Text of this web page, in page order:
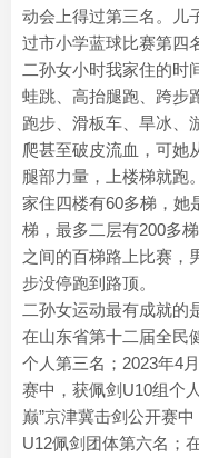
动会上得过第三名。儿
过市小学蓝球比赛第四
二孙女小时我家住的时
蛙跳、高抬腿跑、跨步
跑步、滑板车、旱冰、
爬甚至破皮流血，可她
腿部力量，上楼梯就跑
家住四楼有60多梯，她
梯，最多二层有200多
之间的百梯路上比赛，
步没停跑到路顶。
二孙女运动最有成就的
在山东省第十二届全民
个人第三名；2023年4
赛中，获佩剑U10组个
巅”京津冀击剑公开赛
U12佩剑团体第六名；